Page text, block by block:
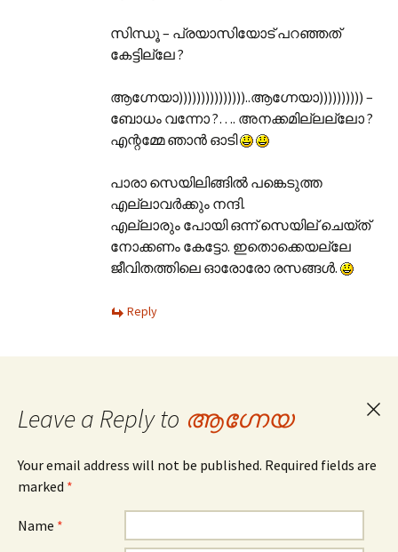
സിന്ധൂ – പ്രയാസിയോട് പറഞ്ഞത്
കേട്ടില്ലേ ?
ആഗ്നേയാ)))))))))))))))..ആഗ്നേയാ)))))))))) –
ബോധം വന്നോ ?…. അനക്കമില്ലല്ലോ ?
എന്റമ്മേ ഞാന്‍ ഓടി
പാരാ സെയിലിങ്ങില്‍ പങ്കെടുത്ത
എല്ലാവര്‍ക്കും നന്ദി.
എല്ലാരും പോയി ഒന്ന് സെയില് ചെയ്ത്
നോക്കണം കേട്ടോ. ഇതൊക്കെയല്ലേ
ജീവിതത്തിലെ ഓരോരോ രസങ്ങള്‍.
Reply
Leave a Reply to ആഗ്നേയ
Your email address will not be published. Required fields are
marked *
Name *